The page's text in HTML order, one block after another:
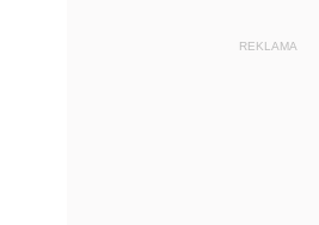
REKLAMA